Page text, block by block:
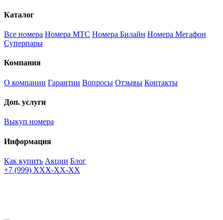
Каталог
Все номера Номера МТС Номера Билайн Номера Мегафон
Суперпары
Компания
О компании Гарантии Вопросы Отзывы Контакты
Доп. услуги
Выкуп номера
Информация
Как купить Акции Блог
+7 (999) XXX-XX-XX